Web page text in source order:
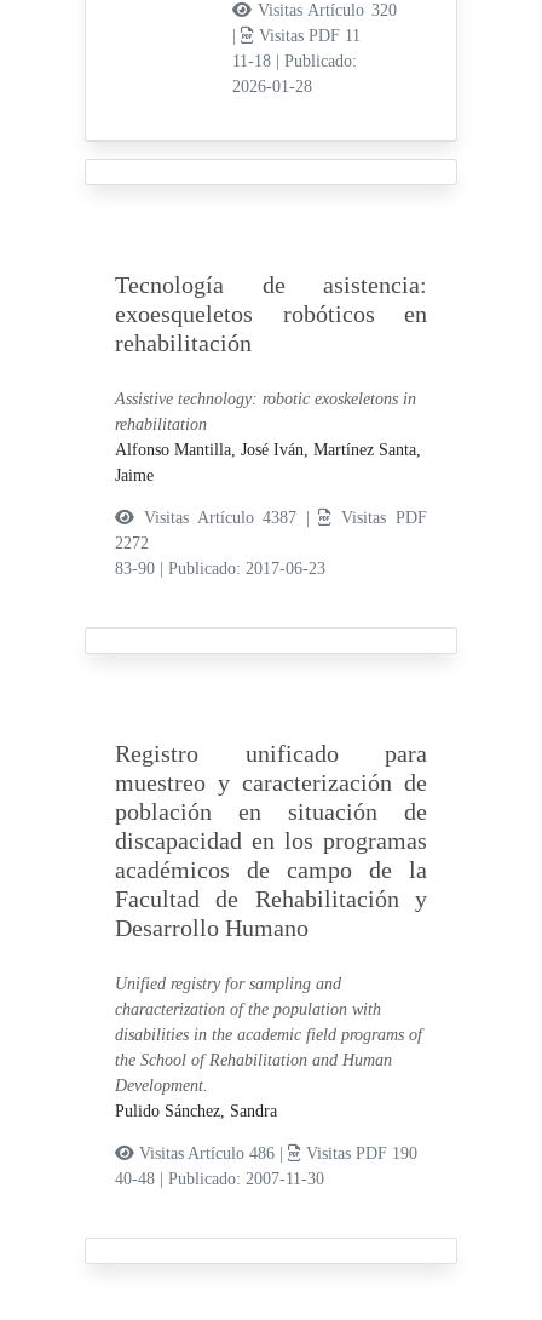
Visitas Artículo 320
Visitas PDF 11
11-18
Publicado:
2026-01-28
Tecnología de asistencia:
exoesqueletos robóticos en
rehabilitación
Assistive technology: robotic exoskeletons in
rehabilitation
Alfonso Mantilla, José Iván,Martínez Santa,
Jaime
Visitas Artículo 4387 |
Visitas PDF
2272
83-90
|Publicado: 2017-06-23
Registro unificado para
muestreo y caracterización de
población en situación de
discapacidad en los programas
académicos de campo de la
Facultad de Rehabilitación y
Desarrollo Humano
Unified registry for sampling and
characterization of the population with
disabilities in the academic field programs of
the School of Rehabilitation and Human
Development.
Pulido Sánchez, Sandra
Visitas Artículo 486 |
Visitas PDF 190
40-48
|Publicado: 2007-11-30